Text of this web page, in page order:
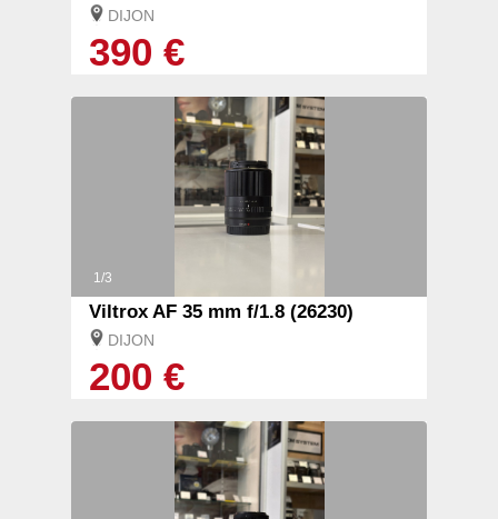
DIJON
390 €
1/3
Viltrox AF 35 mm f/1.8 (26230)
DIJON
200 €